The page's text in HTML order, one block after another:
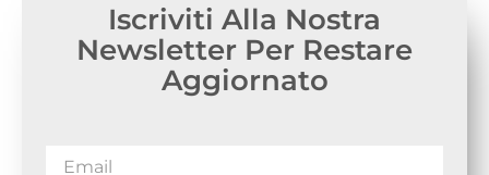
Iscriviti Alla Nostra
Newsletter Per Restare
Aggiornato